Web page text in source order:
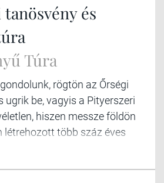
és
Túra
rögtön az Őrségi
ugrik be, vagyis a Pityerszeri
hiszen messze földön
létrehozott több száz éves